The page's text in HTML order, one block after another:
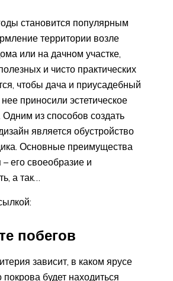
становится популярным
территории возле
или на дачном участке,
и чисто практических
чтобы дача и приусадебный
приносили эстетическое
Одним из способов создать
является обустройство
Основные преимущества
– его своеобразие и
а так…
побегов
зависит, в каком ярусе
покрова будет находиться